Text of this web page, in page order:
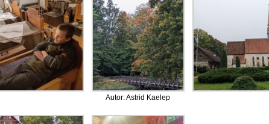
Autor: Astrid Kaelep